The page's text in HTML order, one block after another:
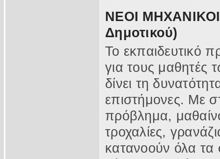
ΝΕΟΙ ΜΗΧΑΝΙΚΟΙ
Δημοτικού)
Το εκπαιδευτικό
για τους μαθητές
δίνει τη
επιστήμονες. Με
πρόβλημα,
τροχαλίες,
κατανοούν όλα τα